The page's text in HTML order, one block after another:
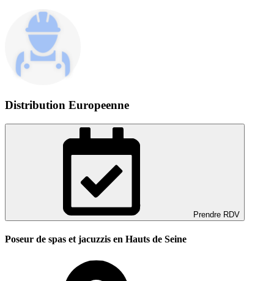
Distribution Europeenne
Prendre RDV
Poseur de spas et jacuzzis en Hauts de Seine